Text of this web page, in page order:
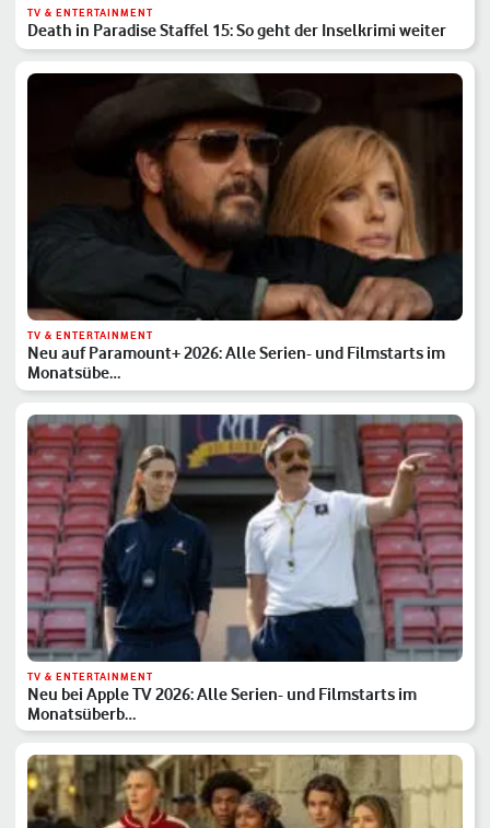
TV & ENTERTAINMENT
Death in Paradise Staffel 15: So geht der Inselkrimi weiter
TV & ENTERTAINMENT
Neu auf Paramount+ 2026: Alle Serien- und Filmstarts im
Monatsübe…
TV & ENTERTAINMENT
Neu bei Apple TV 2026: Alle Serien- und Filmstarts im
Monatsüberb…